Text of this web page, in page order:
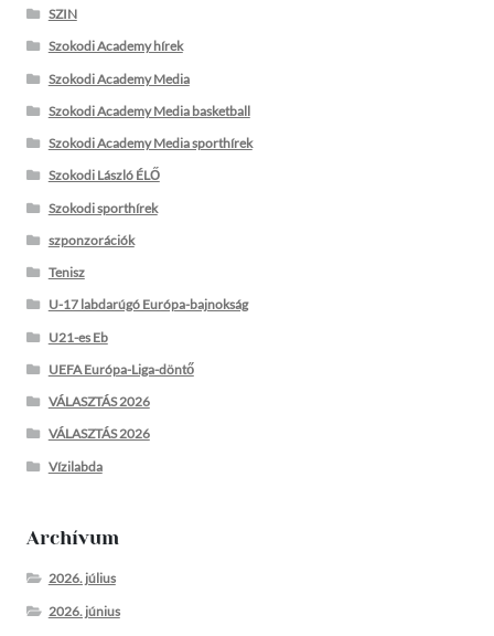
SZIN
Szokodi Academy hírek
Szokodi Academy Media
Szokodi Academy Media basketball
Szokodi Academy Media sporthírek
Szokodi László ÉLŐ
Szokodi sporthírek
szponzorációk
Tenisz
U-17 labdarúgó Európa-bajnokság
U21-es Eb
UEFA Európa-Liga-döntő
VÁLASZTÁS 2026
VÁLASZTÁS 2026
Vízilabda
Archívum
2026. július
2026. június